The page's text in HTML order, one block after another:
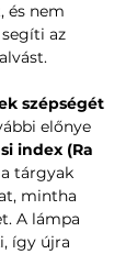
és nem
az
szépségét
előnye
index (Ra
tárgyak
mintha
A lámpa
így újra